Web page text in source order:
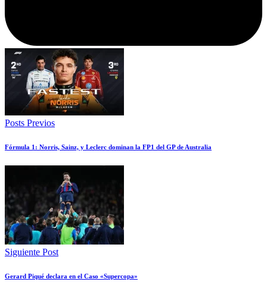
Posts Previos
Fórmula 1: Norris, Sainz, y Leclerc dominan la FP1 del GP de Australia
Siguiente Post
Gerard Piqué declara en el Caso «Supercopa»